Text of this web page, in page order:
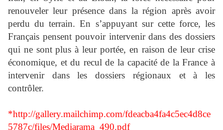
renouveler leur présence dans la région après avoir
perdu du terrain. En s’appuyant sur cette force, les
Français pensent pouvoir intervenir dans des dossiers
qui ne sont plus à leur portée, en raison de leur crise
économique, et du recul de la capacité de la France à
intervenir dans les dossiers régionaux et à les
contrôler.
*http://gallery.mailchimp.com/fdeacba4fa4c5ec4d8ce
5787c/files/Mediarama_490.pdf